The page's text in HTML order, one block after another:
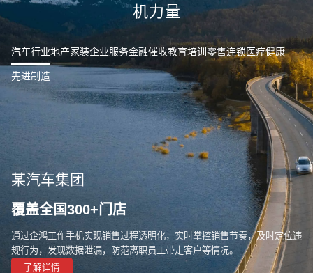
机力量
汽车行业地产家装企业服务金融催收教育培训零售连锁医疗健康
先进制造
某汽车集团
覆盖全国300+门店
通过企鸿工作手机实现销售过程透明化，实时掌控销售节奏，及时定位违
规行为，发现数据泄漏，防范离职员工带走客户等情况。
了解详情